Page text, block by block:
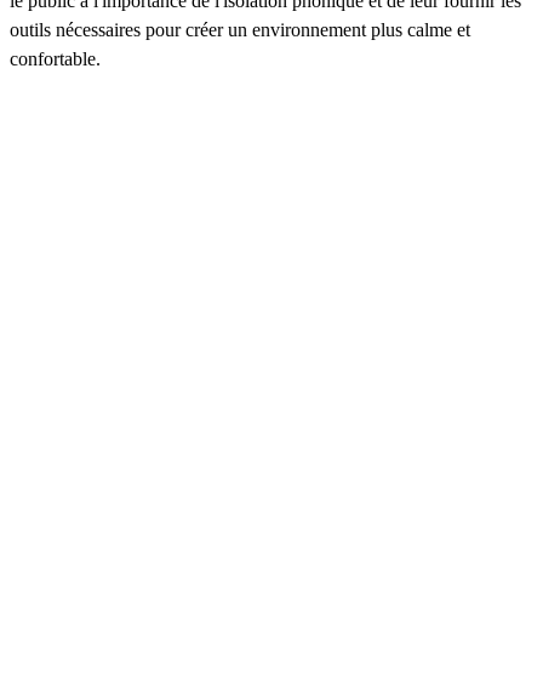
outils nécessaires pour créer un environnement plus calme et
confortable.